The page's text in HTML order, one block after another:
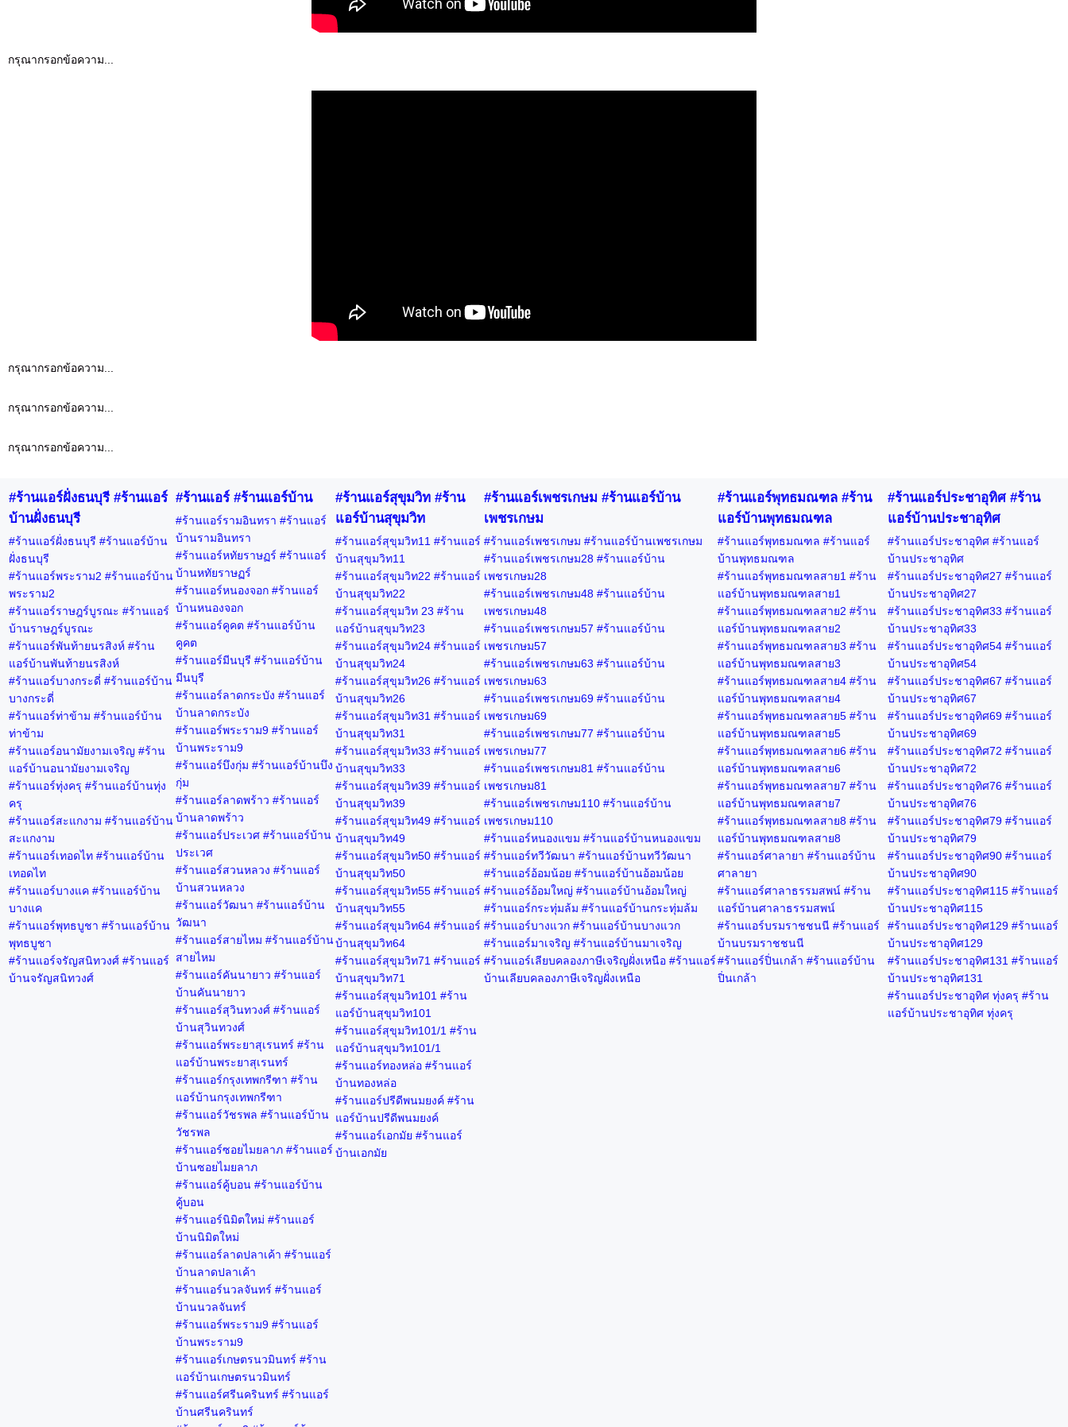
กรุณากรอกข้อความ...
กรุณากรอกข้อความ...
กรุณากรอกข้อความ...
กรุณากรอกข้อความ...
#ร้านแอร์ฝั่งธนบุรี #ร้านแอร์
บ้านฝั่งธนบุรี
#ร้านแอร์ฝั่งธนบุรี #ร้านแอร์บ้าน
ฝั่งธนบุรี
#ร้านแอร์พระราม2 #ร้านแอร์บ้าน
พระราม2
#ร้านแอร์ราษฎร์บูรณะ #ร้านแอร์
บ้านราษฎร์บูรณะ
#ร้านแอร์พันท้ายนรสิงห์ #ร้าน
แอร์บ้านพันท้ายนรสิงห์
#ร้านแอร์บางกระดี่ #ร้านแอร์บ้าน
บางกระดี่
#ร้านแอร์ท่าข้าม #ร้านแอร์บ้าน
ท่าข้าม
#ร้านแอร์อนามัยงามเจริญ #ร้าน
แอร์บ้านอนามัยงามเจริญ
#ร้านแอร์ทุ่งครุ #ร้านแอร์บ้านทุ่ง
ครุ
#ร้านแอร์สะแกงาม #ร้านแอร์บ้าน
สะแกงาม
#ร้านแอร์เทอดไท #ร้านแอร์บ้าน
เทอดไท
#ร้านแอร์บางแค #ร้านแอร์บ้าน
บางแค
#ร้านแอร์พุทธบูชา #ร้านแอร์บ้าน
พุทธบูชา
#ร้านแอร์จรัญสนิทวงศ์ #ร้านแอร์
บ้านจรัญสนิทวงศ์
#ร้านแอร์ #ร้านแอร์บ้าน
#ร้านแอร์รามอินทรา #ร้านแอร์
บ้านรามอินทรา
#ร้านแอร์หทัยราษฏร์ #ร้านแอร์
บ้านหทัยราษฏร์
#ร้านแอร์หนองจอก #ร้านแอร์
บ้านหนองจอก
#ร้านแอร์คูคต #ร้านแอร์บ้าน
คูคต
#ร้านแอร์มีนบุรี #ร้านแอร์บ้าน
มีนบุรี
#ร้านแอร์ลาดกระบัง #ร้านแอร์
บ้านลาดกระบัง
#ร้านแอร์พระราม9 #ร้านแอร์
บ้านพระราม9
#ร้านแอร์บึงกุ่ม #ร้านแอร์บ้านบึง
กุ่ม
#ร้านแอร์ลาดพร้าว #ร้านแอร์
บ้านลาดพร้าว
#ร้านแอร์ประเวศ #ร้านแอร์บ้าน
ประเวศ
#ร้านแอร์สวนหลวง #ร้านแอร์
บ้านสวนหลวง
#ร้านแอร์วัฒนา #ร้านแอร์บ้าน
วัฒนา
#ร้านแอร์สายไหม #ร้านแอร์บ้าน
สายไหม
#ร้านแอร์คันนายาว #ร้านแอร์
บ้านคันนายาว
#ร้านแอร์สุวินทวงศ์ #ร้านแอร์
บ้านสุวินทวงศ์
#ร้านแอร์พระยาสุเรนทร์ #ร้าน
แอร์บ้านพระยาสุเรนทร์
#ร้านแอร์กรุงเทพกรีฑา #ร้าน
แอร์บ้านกรุงเทพกรีฑา
#ร้านแอร์วัชรพล #ร้านแอร์บ้าน
วัชรพล
#ร้านแอร์ซอยไมยลาภ #ร้านแอร์
บ้านซอยไมยลาภ
#ร้านแอร์คู้บอน #ร้านแอร์บ้าน
คู้บอน
#ร้านแอร์นิมิตใหม่ #ร้านแอร์
บ้านนิมิตใหม่
#ร้านแอร์ลาดปลาเค้า #ร้านแอร์
บ้านลาดปลาเค้า
#ร้านแอร์นวลจันทร์ #ร้านแอร์
บ้านนวลจันทร์
#ร้านแอร์พระราม9 #ร้านแอร์
บ้านพระราม9
#ร้านแอร์เกษตรนวมินทร์ #ร้าน
แอร์บ้านเกษตรนวมินทร์
#ร้านแอร์ศรีนครินทร์ #ร้านแอร์
บ้านศรีนครินทร์
#ร้านแอร์สุขุมวิท #ร้าน
แอร์บ้านสุขุมวิท
#ร้านแอร์สุขุมวิท11 #ร้านแอร์
บ้านสุขุมวิท11
#ร้านแอร์สุขุมวิท22 #ร้านแอร์
บ้านสุขุมวิท22
#ร้านแอร์สุขุมวิท 23 #ร้าน
แอร์บ้านสุขุมวิท23
#ร้านแอร์สุขุมวิท24 #ร้านแอร์
บ้านสุขุมวิท24
#ร้านแอร์สุขุมวิท26 #ร้านแอร์
บ้านสุขุมวิท26
#ร้านแอร์สุขุมวิท31 #ร้านแอร์
บ้านสุขุมวิท31
#ร้านแอร์สุขุมวิท33 #ร้านแอร์
บ้านสุขุมวิท33
#ร้านแอร์สุขุมวิท39 #ร้านแอร์
บ้านสุขุมวิท39
#ร้านแอร์สุขุมวิท49 #ร้านแอร์
บ้านสุขุมวิท49
#ร้านแอร์สุขุมวิท50 #ร้านแอร์
บ้านสุขุมวิท50
#ร้านแอร์สุขุมวิท55 #ร้านแอร์
บ้านสุขุมวิท55
#ร้านแอร์สุขุมวิท64 #ร้านแอร์
บ้านสุขุมวิท64
#ร้านแอร์สุขุมวิท71 #ร้านแอร์
บ้านสุขุมวิท71
#ร้านแอร์สุขุมวิท101 #ร้าน
แอร์บ้านสุขุมวิท101
#ร้านแอร์สุขุมวิท101/1 #ร้าน
แอร์บ้านสุขุมวิท101/1
#ร้านแอร์ทองหล่อ #ร้านแอร์
บ้านทองหล่อ
#ร้านแอร์ปรีดีพนมยงค์ #ร้าน
แอร์บ้านปรีดีพนมยงค์
#ร้านแอร์เอกมัย #ร้านแอร์
บ้านเอกมัย
#ร้านแอร์เพชรเกษม #ร้านแอร์บ้าน
เพชรเกษม
#ร้านแอร์เพชรเกษม #ร้านแอร์บ้านเพชรเกษม
#ร้านแอร์เพชรเกษม28 #ร้านแอร์บ้าน
เพชรเกษม28
#ร้านแอร์เพชรเกษม48 #ร้านแอร์บ้าน
เพชรเกษม48
#ร้านแอร์เพชรเกษม57 #ร้านแอร์บ้าน
เพชรเกษม57
#ร้านแอร์เพชรเกษม63 #ร้านแอร์บ้าน
เพชรเกษม63
#ร้านแอร์เพชรเกษม69 #ร้านแอร์บ้าน
เพชรเกษม69
#ร้านแอร์เพชรเกษม77 #ร้านแอร์บ้าน
เพชรเกษม77
#ร้านแอร์เพชรเกษม81 #ร้านแอร์บ้าน
เพชรเกษม81
#ร้านแอร์เพชรเกษม110 #ร้านแอร์บ้าน
เพชรเกษม110
#ร้านแอร์หนองแขม #ร้านแอร์บ้านหนองแขม
#ร้านแอร์ทวีวัฒนา #ร้านแอร์บ้านทวีวัฒนา
#ร้านแอร์อ้อมน้อย #ร้านแอร์บ้านอ้อมน้อย
#ร้านแอร์อ้อมใหญ่ #ร้านแอร์บ้านอ้อมใหญ่
#ร้านแอร์กระทุ่มล้ม #ร้านแอร์บ้านกระทุ่มล้ม
#ร้านแอร์บางแวก #ร้านแอร์บ้านบางแวก
#ร้านแอร์มาเจริญ #ร้านแอร์บ้านมาเจริญ
#ร้านแอร์เลียบคลองภาษีเจริญฝั่งเหนือ #ร้านแอร์
บ้านเลียบคลองภาษีเจริญฝั่งเหนือ
#ร้านแอร์พุทธมณฑล #ร้าน
แอร์บ้านพุทธมณฑล
#ร้านแอร์พุทธมณฑล #ร้านแอร์
บ้านพุทธมณฑล
#ร้านแอร์พุทธมณฑลสาย1 #ร้าน
แอร์บ้านพุทธมณฑลสาย1
#ร้านแอร์พุทธมณฑลสาย2 #ร้าน
แอร์บ้านพุทธมณฑลสาย2
#ร้านแอร์พุทธมณฑลสาย3 #ร้าน
แอร์บ้านพุทธมณฑลสาย3
#ร้านแอร์พุทธมณฑลสาย4 #ร้าน
แอร์บ้านพุทธมณฑลสาย4
#ร้านแอร์พุทธมณฑลสาย5 #ร้าน
แอร์บ้านพุทธมณฑลสาย5
#ร้านแอร์พุทธมณฑลสาย6 #ร้าน
แอร์บ้านพุทธมณฑลสาย6
#ร้านแอร์พุทธมณฑลสาย7 #ร้าน
แอร์บ้านพุทธมณฑลสาย7
#ร้านแอร์พุทธมณฑลสาย8 #ร้าน
แอร์บ้านพุทธมณฑลสาย8
#ร้านแอร์ศาลายา #ร้านแอร์บ้าน
ศาลายา
#ร้านแอร์ศาลาธรรมสพน์ #ร้าน
แอร์บ้านศาลาธรรมสพน์
#ร้านแอร์บรมราชชนนี #ร้านแอร์
บ้านบรมราชชนนี
#ร้านแอร์ปิ่นเกล้า #ร้านแอร์บ้าน
ปิ่นเกล้า
#ร้านแอร์ประชาอุทิศ #ร้าน
แอร์บ้านประชาอุทิศ
#ร้านแอร์ประชาอุทิศ #ร้านแอร์
บ้านประชาอุทิศ
#ร้านแอร์ประชาอุทิศ27 #ร้านแอร์
บ้านประชาอุทิศ27
#ร้านแอร์ประชาอุทิศ33 #ร้านแอร์
บ้านประชาอุทิศ33
#ร้านแอร์ประชาอุทิศ54 #ร้านแอร์
บ้านประชาอุทิศ54
#ร้านแอร์ประชาอุทิศ67 #ร้านแอร์
บ้านประชาอุทิศ67
#ร้านแอร์ประชาอุทิศ69 #ร้านแอร์
บ้านประชาอุทิศ69
#ร้านแอร์ประชาอุทิศ72 #ร้านแอร์
บ้านประชาอุทิศ72
#ร้านแอร์ประชาอุทิศ76 #ร้านแอร์
บ้านประชาอุทิศ76
#ร้านแอร์ประชาอุทิศ79 #ร้านแอร์
บ้านประชาอุทิศ79
#ร้านแอร์ประชาอุทิศ90 #ร้านแอร์
บ้านประชาอุทิศ90
#ร้านแอร์ประชาอุทิศ115 #ร้านแอร์
บ้านประชาอุทิศ115
#ร้านแอร์ประชาอุทิศ129 #ร้านแอร์
บ้านประชาอุทิศ129
#ร้านแอร์ประชาอุทิศ131 #ร้านแอร์
บ้านประชาอุทิศ131
#ร้านแอร์ประชาอุทิศ ทุ่งครุ #ร้าน
แอร์บ้านประชาอุทิศ ทุ่งครุ